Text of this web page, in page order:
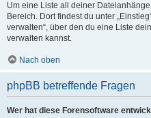
Um eine Liste all deiner
Bereich. Dort findest du unter
verwalten“, über den du eine Liste
verwalten kannst.
Nach oben
phpBB betreffende Fragen
Wer hat diese Forensoftware